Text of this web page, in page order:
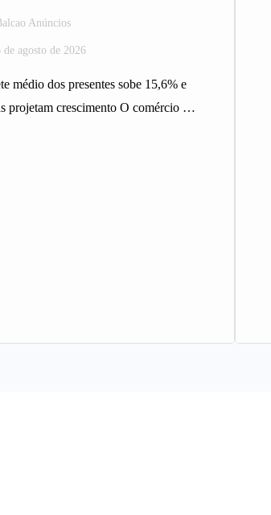
Anúncios
de agosto de 2026
médio dos presentes sobe 15,6% e
projetam crescimento O comércio de